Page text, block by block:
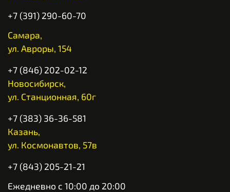
+7 (391) 290-60-70
Самара,
ул. Авроры, 154
+7 (846) 202-02-12
Новосибирск,
ул. Станционная, 60г
+7 (383) 36-36-581
Казань,
ул. Космонавтов, 57в
+7 (843) 205-21-21
Ежедневно с 10:00 до 20:00